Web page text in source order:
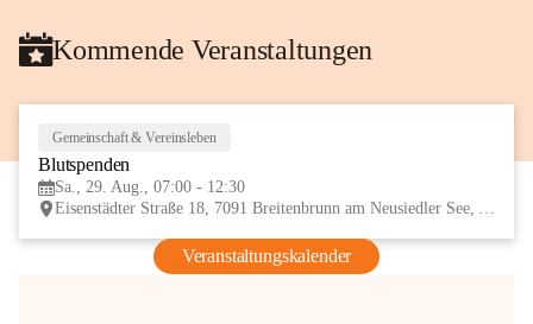
Kommende Veranstaltungen
Gemeinschaft & Vereinsleben
Blutspenden
Sa., 29. Aug., 07:00 - 12:30
Eisenstädter Straße 18, 7091 Breitenbrunn am Neusiedler See, AUT
Veranstaltungskalender